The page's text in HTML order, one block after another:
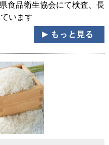
食品衛生協会にて検査、長
います